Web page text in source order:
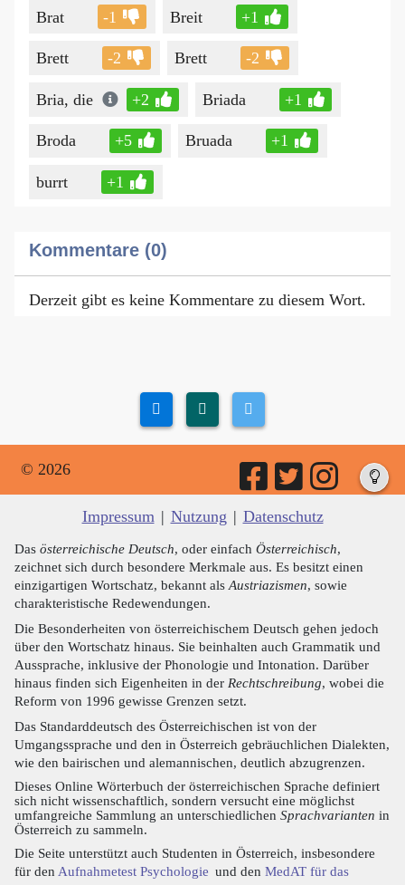
Brat -1 Breit +1
Brett -2 Brett -2
Bria, die +2 Briada +1
Broda +5 Bruada +1
burrt +1
Kommentare (0)
Derzeit gibt es keine Kommentare zu diesem Wort.
© 2026
Impressum | Nutzung | Datenschutz
Das österreichische Deutsch, oder einfach Österreichisch,
zeichnet sich durch besondere Merkmale aus. Es besitzt einen
einzigartigen Wortschatz, bekannt als Austriazismen, sowie
charakteristische Redewendungen.
Die Besonderheiten von österreichischem Deutsch gehen jedoch
über den Wortschatz hinaus. Sie beinhalten auch Grammatik und
Aussprache, inklusive der Phonologie und Intonation. Darüber
hinaus finden sich Eigenheiten in der Rechtschreibung, wobei die
Reform von 1996 gewisse Grenzen setzt.
Das Standarddeutsch des Österreichischen ist von der
Umgangssprache und den in Österreich gebräuchlichen Dialekten,
wie den bairischen und alemannischen, deutlich abzugrenzen.
Dieses Online Wörterbuch der österreichischen Sprache definiert
sich nicht wissenschaftlich, sondern versucht eine möglichst
umfangreiche Sammlung an unterschiedlichen Sprachvarianten in
Österreich zu sammeln.
Die Seite unterstützt auch Studenten in Österreich, insbesondere
für den Aufnahmetest Psychologie und den MedAT für das